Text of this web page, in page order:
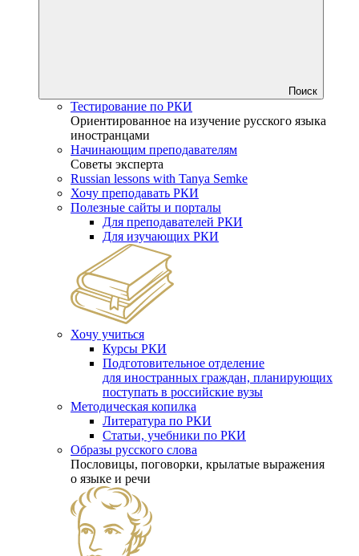
Поиск
Тестирование по РКИ
Ориентированное на изучение русского языка
иностранцами
Начинающим преподавателям
Советы эксперта
Russian lessons with Tanya Semke
Хочу преподавать РКИ
Полезные сайты и порталы
Для преподавателей РКИ
Для изучающих РКИ
Хочу учиться
Курсы РКИ
Подготовительное отделение
для иностранных граждан, планирующих
поступать в российские вузы
Методическая копилка
Литература по РКИ
Статьи, учебники по РКИ
Образы русского слова
Пословицы, поговорки, крылатые выражения
о языке и речи